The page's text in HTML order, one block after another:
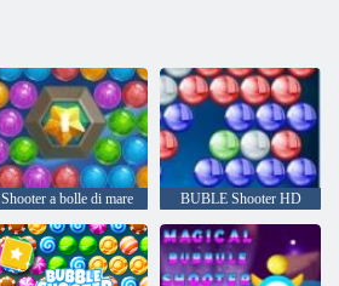
Shooter a bolle di mare BUBLE Shooter HD